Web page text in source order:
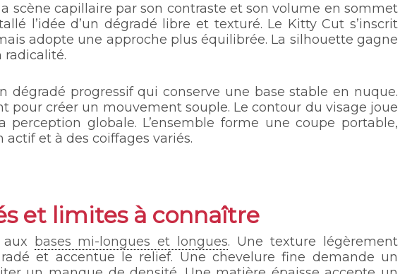
scène capillaire par son contraste et son volume en sommet
l’idée d’un dégradé libre et texturé. Le Kitty Cut s’inscrit
adopte une approche plus équilibrée. La silhouette gagne
radicalité.
dégradé progressif qui conserve une base stable en nuque.
pour créer un mouvement souple. Le contour du visage joue
perception globale. L’ensemble forme une coupe portable,
et à des coiffages variés.
et limites à connaître
bases mi-longues et longues. Une texture légèrement
et accentue le relief. Une chevelure fine demande un